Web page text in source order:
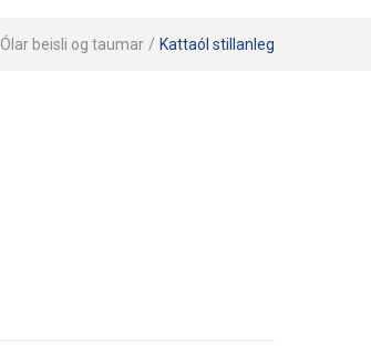
Ólar beisli og taumar / Kattaól stillanleg